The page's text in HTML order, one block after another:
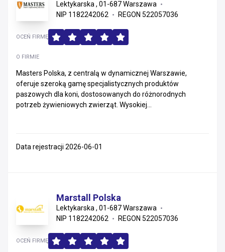
Lektykarska , 01-687 Warszawa
NIP 1182242062
REGON 522057036
O FIRMIE
Masters Polska, z centralą w dynamicznej Warszawie,
oferuje szeroką gamę specjalistycznych produktów
paszowych dla koni, dostosowanych do różnorodnych
potrzeb żywieniowych zwierząt. Wysokiej...
OCEŃ FIRMĘ
Data rejestracji 2026-06-01
Marstall Polska
Lektykarska , 01-687 Warszawa
NIP 1182242062
REGON 522057036
OCEŃ FIRMĘ